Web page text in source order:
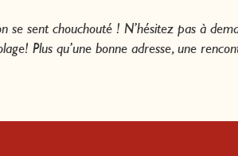
se sent chouchouté ! N’hésitez pas à
Plus qu’une bonne adresse, une